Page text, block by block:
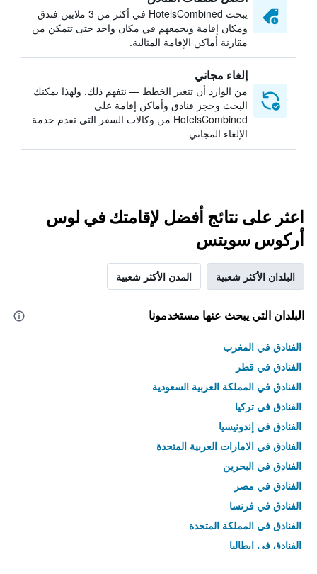
يبحث HotelsCombined في أكثر من 3 ملايين فندق
ومكان إقامة ويجمعهم في مكان واحد حتى تتمكن من
مقارنة أماكن الإقامة المثالية.
إلغاء مجاني
من الوارد أن تتغير الخطط — نتفهم ذلك. ولهذا يمكنك
البحث وحجز فنادق وأماكن إقامة على
HotelsCombined من وكالات السفر التي تقدم خدمة
الإلغاء المجاني
اعثر على نتائج أفضل لإقامتك في لوس
أركوس سويتس
البلدان الأكثر شعبية المدن الأكثر شعبية
البلدان التي يبحث عنها مستخدمونا
الفنادق في المغرب
الفنادق في قطر
الفنادق في المملكة العربية السعودية
الفنادق في تركيا
الفنادق في إندونيسيا
الفنادق في الامارات العربية المتحدة
الفنادق في البحرين
الفنادق في مصر
الفنادق في فرنسا
الفنادق في المملكة المتحدة
الفنادق في إيطاليا